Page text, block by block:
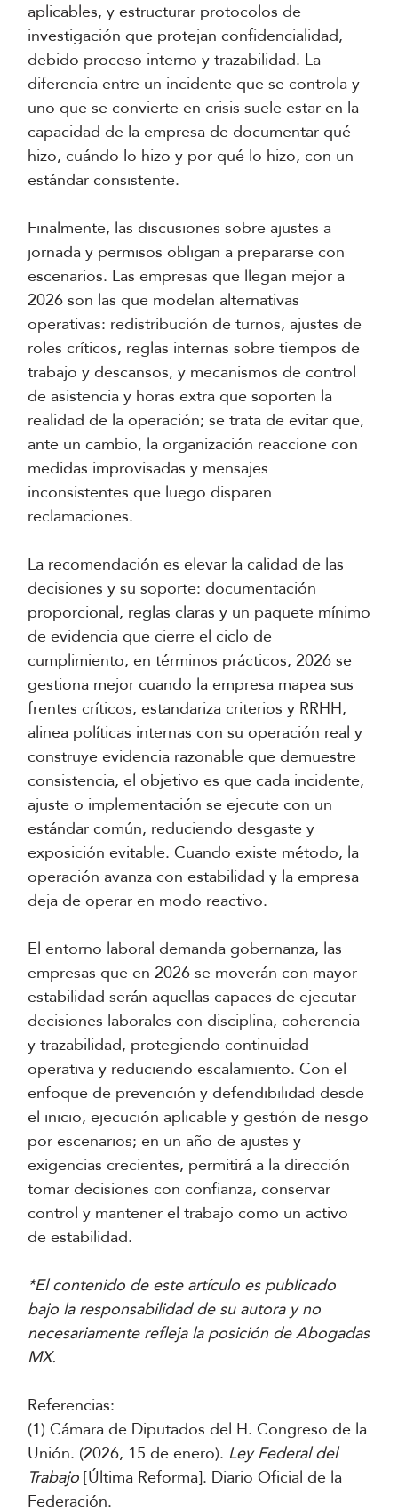
aplicables, y estructurar protocolos de
investigación que protejan confidencialidad,
debido proceso interno y trazabilidad. La
diferencia entre un incidente que se controla y
uno que se convierte en crisis suele estar en la
capacidad de la empresa de documentar qué
hizo, cuándo lo hizo y por qué lo hizo, con un
estándar consistente.
Finalmente, las discusiones sobre ajustes a
jornada y permisos obligan a prepararse con
escenarios. Las empresas que llegan mejor a
2026 son las que modelan alternativas
operativas: redistribución de turnos, ajustes de
roles críticos, reglas internas sobre tiempos de
trabajo y descansos, y mecanismos de control
de asistencia y horas extra que soporten la
realidad de la operación; se trata de evitar que,
ante un cambio, la organización reaccione con
medidas improvisadas y mensajes
inconsistentes que luego disparen
reclamaciones.
La recomendación es elevar la calidad de las
decisiones y su soporte: documentación
proporcional, reglas claras y un paquete mínimo
de evidencia que cierre el ciclo de
cumplimiento, en términos prácticos, 2026 se
gestiona mejor cuando la empresa mapea sus
frentes críticos, estandariza criterios y RRHH,
alinea políticas internas con su operación real y
construye evidencia razonable que demuestre
consistencia, el objetivo es que cada incidente,
ajuste o implementación se ejecute con un
estándar común, reduciendo desgaste y
exposición evitable. Cuando existe método, la
operación avanza con estabilidad y la empresa
deja de operar en modo reactivo.
El entorno laboral demanda gobernanza, las
empresas que en 2026 se moverán con mayor
estabilidad serán aquellas capaces de ejecutar
decisiones laborales con disciplina, coherencia
y trazabilidad, protegiendo continuidad
operativa y reduciendo escalamiento. Con el
enfoque de prevención y defendibilidad desde
el inicio, ejecución aplicable y gestión de riesgo
por escenarios; en un año de ajustes y
exigencias crecientes, permitirá a la dirección
tomar decisiones con confianza, conservar
control y mantener el trabajo como un activo
de estabilidad.
*El contenido de este artículo es publicado
bajo la responsabilidad de su autora y no
necesariamente refleja la posición de Abogadas
MX.
Referencias:
(1) Cámara de Diputados del H. Congreso de la
Unión. (2026, 15 de enero). Ley Federal del
Trabajo [Última Reforma]. Diario Oficial de la
Federación.